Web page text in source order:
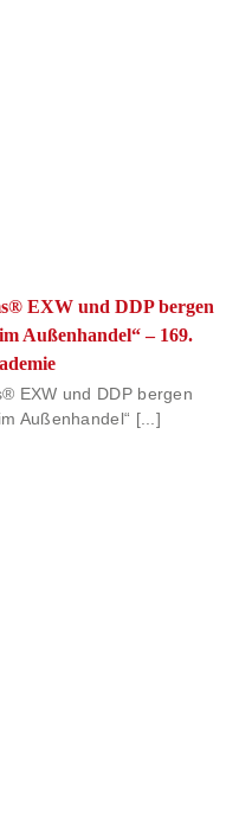
EXW und DDP bergen
Außenhandel“ – 169.
EXW und DDP bergen
Außenhandel“ [...]